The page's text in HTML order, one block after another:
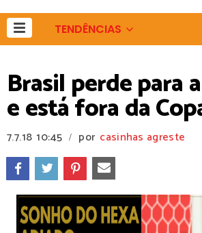
TENDÊNCIAS
Brasil perde para
e está fora da
7.7.18 10:45 / por casinhas agreste